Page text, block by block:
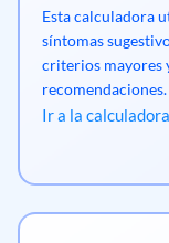
Esta calculadora
síntomas
criterios mayores
recomendaciones.
Ir a la calculadora